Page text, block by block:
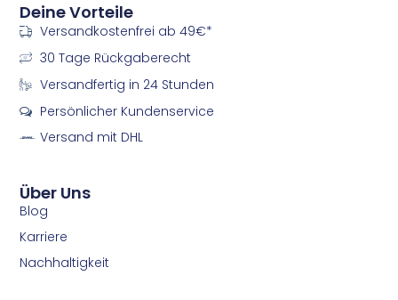
-
f
a
c
e
b
o
k
-
i
s
t
g
a
Über Uns
Blog
Karriere
Nachhaltigkeit
Deine Vorteile
Versandkostenfrei ab 49€*
30 Tage Rückgaberecht
Versandfertig in 24 Stunden
Persönlicher Kundenservice
Versand mit DHL